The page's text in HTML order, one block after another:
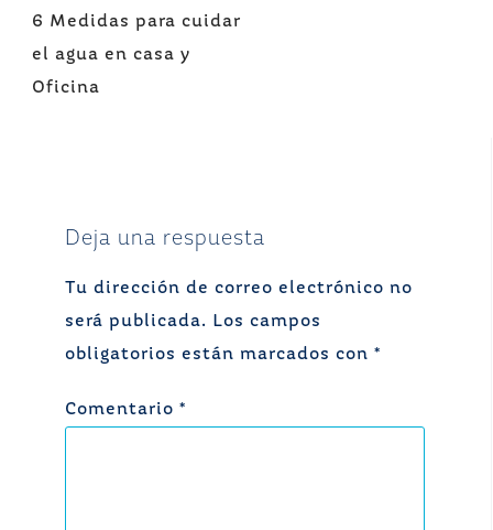
Navegación
de
entradas
6 Medidas para cuidar
el agua en casa y
Oficina
Deja una respuesta
Tu dirección de correo electrónico no
será publicada.
Los campos
obligatorios están marcados con *
Comentario *